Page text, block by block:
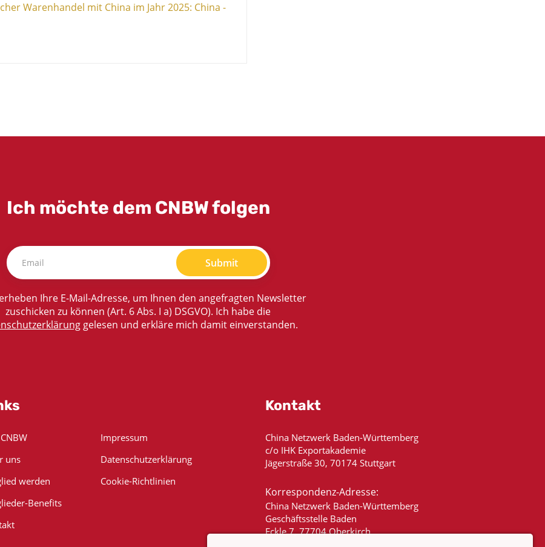
Warenhandel mit China im Jahr 2025: China -
Ich möchte dem CNBW folgen
Submit
Ihre E-Mail-Adresse, um Ihnen den angefragten Newsletter
zuschicken zu können (Art. 6 Abs. I a) DSGVO). Ich habe die
gelesen und erkläre mich damit einverstanden.
uns
werden
Benefits
Impressum
Datenschutzerklärung
Cookie-Richtlinien
Kontakt
China Netzwerk Baden-Württemberg
c/o IHK Exportakademie
Jägerstraße 30, 70174 Stuttgart
Korrespondenz-Adresse:
China Netzwerk Baden-Württemberg
Geschäftsstelle Baden
Eckle 7, 77704 Oberkirch